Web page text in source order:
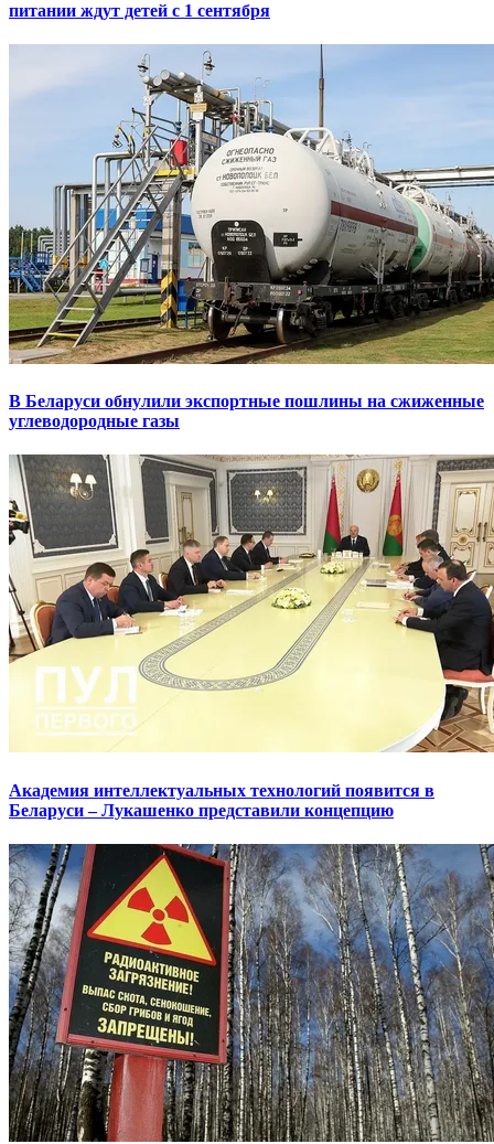
питании ждут детей с 1 сентября
В Беларуси обнулили экспортные пошлины на сжиженные
углеводородные газы
Академия интеллектуальных технологий появится в
Беларуси – Лукашенко представили концепцию